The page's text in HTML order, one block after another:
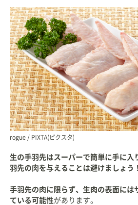
rogue / PIXTA(ピクスタ)
生の手羽先はスーパーで簡単に手に入
羽先の肉を与えることは避けましょう！
手羽先の肉に限らず、生肉の表面には
ている可能性があります。